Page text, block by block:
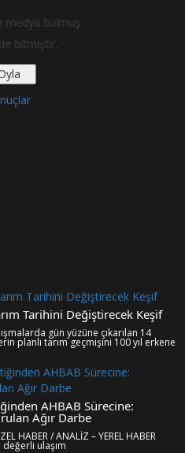
medya bulmuş
bitmiştir.
Tarihini Değiştirecek Keşif
gün yüzüne çıkarılan 14
planlı tarım geçmişini 100 yıl erkene
AHBAB Sürecine:
Ağır Darbe
HABER / ANALİZ – YEREL HABER
değerli ulaşım